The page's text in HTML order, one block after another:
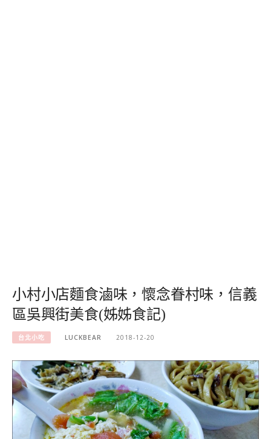
小村小店麵食滷味，懷念眷村味，信義
區吳興街美食(姊姊食記)
台北小吃 LUCKBEAR 2018-12-20